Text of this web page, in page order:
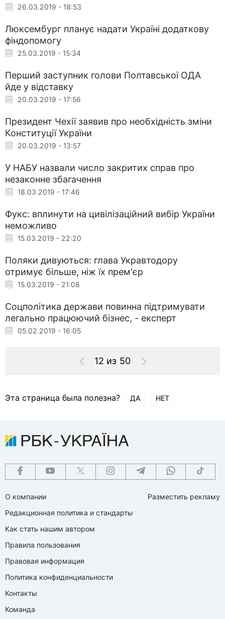
26.03.2019 - 18:53
Люксембург планує надати Україні додаткову
фіндопомогу
25.03.2019 - 15:34
Перший заступник голови Полтавської ОДА
йде у відставку
20.03.2019 - 17:56
Президент Чехії заявив про необхідність зміни
Конституції України
20.03.2019 - 13:57
У НАБУ назвали число закритих справ про
незаконне збагачення
18.03.2019 - 17:46
Фукс: вплинути на цивілізаційний вибір України
неможливо
15.03.2019 - 22:20
Поляки дивуються: глава Укравтодору
отримує більше, ніж їх прем'єр
15.03.2019 - 21:08
Соцполітика держави повинна підтримувати
легально працюючий бізнес, - експерт
05.02.2019 - 16:05
12 из 50
Эта страница была полезна? ДА НЕТ
О компании
Редакционная политика и стандарты
Как стать нашим автором
Правила пользования
Правовая информация
Политика конфиденциальности
Контакты
Команда
Разместить рекламу